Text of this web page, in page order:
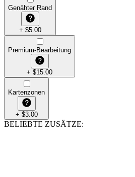
Genähter Rand
+ $5.00
Premium-Bearbeitung
+ $15.00
Kartenzonen
+ $3.00
BELIEBTE ZUSÄTZE: